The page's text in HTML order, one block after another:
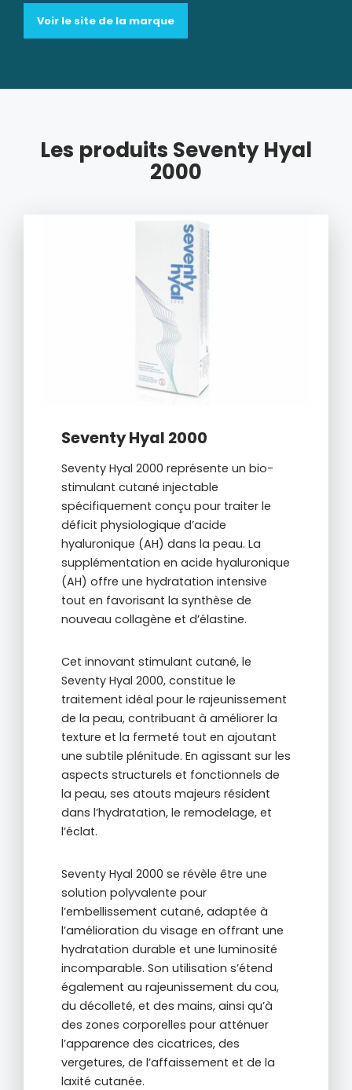
Voir le site de la marque
Les produits Seventy Hyal
2000
Seventy Hyal 2000
Seventy Hyal 2000 représente un bio-
stimulant cutané injectable
spécifiquement conçu pour traiter le
déficit physiologique d’acide
hyaluronique (AH) dans la peau. La
supplémentation en acide hyaluronique
(AH) offre une hydratation intensive
tout en favorisant la synthèse de
nouveau collagène et d’élastine.
Cet innovant stimulant cutané, le
Seventy Hyal 2000, constitue le
traitement idéal pour le rajeunissement
de la peau, contribuant à améliorer la
texture et la fermeté tout en ajoutant
une subtile plénitude. En agissant sur les
aspects structurels et fonctionnels de
la peau, ses atouts majeurs résident
dans l’hydratation, le remodelage, et
l’éclat.
Seventy Hyal 2000 se révèle être une
solution polyvalente pour
l’embellissement cutané, adaptée à
l’amélioration du visage en offrant une
hydratation durable et une luminosité
incomparable. Son utilisation s’étend
également au rajeunissement du cou,
du décolleté, et des mains, ainsi qu’à
des zones corporelles pour atténuer
l’apparence des cicatrices, des
vergetures, de l’affaissement et de la
laxité cutanée.